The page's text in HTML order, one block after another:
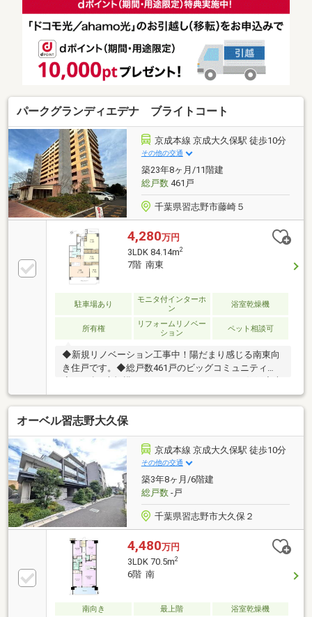
クロス張替え ○ コンセント・スイッチプレート交
換 等＜お部屋・マンションの魅力＞■京成本線「実
に変更■約2.3帖のウォークインクローゼット■高層階
につき眺望良好■南西向きにより日当たり良好
パークグランディエデナ ブライトコート
京成本線 京成大久保駅 徒歩10分
その他の交通
築23年8ヶ月/11階建
総戸数461戸
千葉県習志野市藤崎５
4,280万円
3LDK 84.14m2
7階 南東
駐車場あり
モニタ付インターホ
ン
浴室乾燥機
所有権
リフォームリノベー
ション
ペット相談可
◆新規リノベーション工事中！陽だまり感じる南東向
き住戸です。◆総戸数461戸のビッグコミュニティ
切なペットと共に生活できます◆入出庫の待ち時間を
抑えられる自走式立体駐車場つき
オーベル習志野大久保
京成本線 京成大久保駅 徒歩10分
その他の交通
築3年8ヶ月/6階建
総戸数-戸
千葉県習志野市大久保２
4,480万円
3LDK 70.5m2
6階 南
南向き 最上階
浴室乾燥機